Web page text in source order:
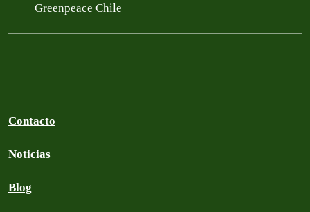
Greenpeace Chile
Contacto
Noticias
Blog